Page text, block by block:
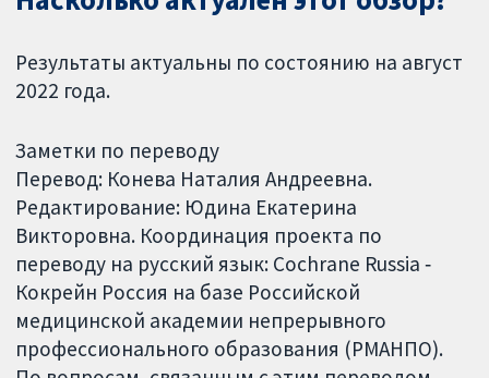
Результаты актуальны по состоянию на август
2022 года.
Заметки по переводу
Перевод: Конева Наталия Андреевна.
Редактирование: Юдина Екатерина
Викторовна. Координация проекта по
переводу на русский язык: Cochrane Russia ‐
Кокрейн Россия на базе Российской
медицинской академии непрерывного
профессионального образования (РМАНПО).